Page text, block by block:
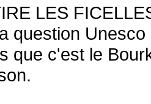
LES
question
que c'est le